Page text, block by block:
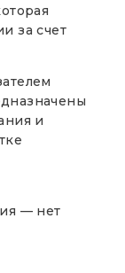
за счет
и
— нет